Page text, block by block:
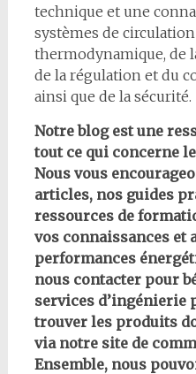
technique et une
systèmes de
thermodynamique, de
de la régulation et du
ainsi que de la sécurité.
Notre blog est une
tout ce qui concerne
Nous vous
articles, nos guides
ressources de
vos connaissances et
performances
nous contacter pour
services d’ingénierie
trouver les produits
via notre site de
Ensemble, nous